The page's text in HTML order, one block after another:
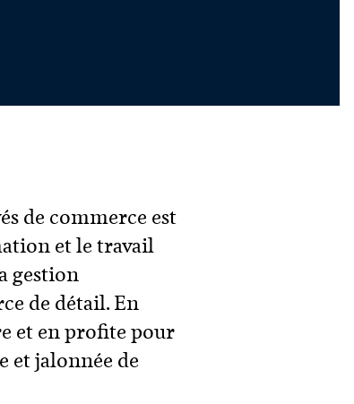
de commerce est
et le travail
gestion
de détail. En
et en profite pour
et jalonnée de